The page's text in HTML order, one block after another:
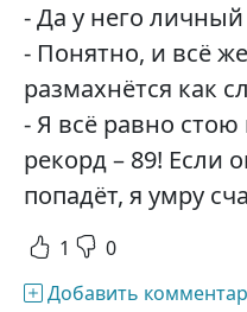
- Да у него личный
- Понятно, и всё
размахнётся как
- Я всё равно
рекорд – 89! Если
попадёт, я умру
1 0
Добавить